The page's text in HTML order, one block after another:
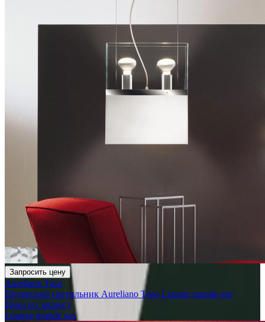
Запросить цену
Aureliano Toso
Подвесной светильник Aureliano Toso Lounge grande sos
Цена по запросу
Lounge grande sos